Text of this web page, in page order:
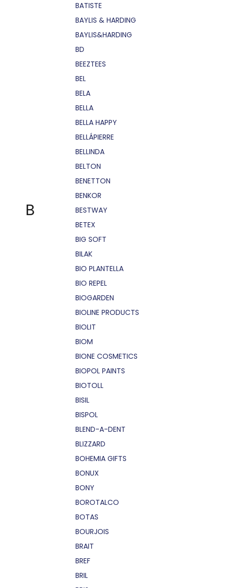
B
BATISTE
BAYLIS & HARDING
BAYLIS&HARDING
BD
BEEZTEES
BEL
BELA
BELLA
BELLA HAPPY
BELLÁPIERRE
BELLINDA
BELTON
BENETTON
BENKOR
BESTWAY
BETEX
BIG SOFT
BILAK
BIO PLANTELLA
BIO REPEL
BIOGARDEN
BIOLINE PRODUCTS
BIOLIT
BIOM
BIONE COSMETICS
BIOPOL PAINTS
BIOTOLL
BISIL
BISPOL
BLEND-A-DENT
BLIZZARD
BOHEMIA GIFTS
BONUX
BONY
BOROTALCO
BOTAS
BOURJOIS
BRAIT
BREF
BRIL